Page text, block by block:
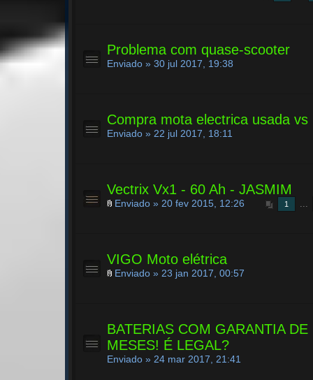
Problema com quase-scooter
Enviado » 30 jul 2017, 19:38
Compra mota electrica usada vs
Enviado » 22 jul 2017, 18:11
Vectrix Vx1 - 60 Ah - JASMIM
1
Enviado » 20 fev 2015, 12:26
VIGO Moto elétrica
Enviado » 23 jan 2017, 00:57
BATERIAS COM GARANTIA DE
MESES! É LEGAL?
Enviado » 24 mar 2017, 21:41